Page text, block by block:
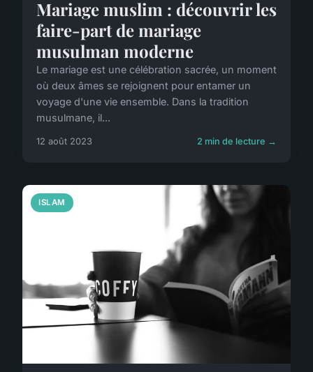
Mariage muslim : découvrir les
faire-part de mariage
musulman moderne
Le mariage est une célébration sacrée, un moment
où deux âmes se rejoignent pour entamer un
voyage d'une vie ensemble. Dans la tradition
musulmane, il...
12 août 2023 2 min de lecture →
ISLAM